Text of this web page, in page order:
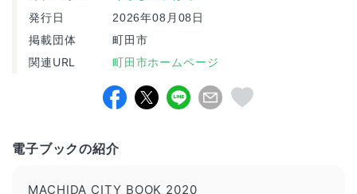
発行日 2026年08月08日
掲載団体 町田市
関連URL 町田市ホームページ
電子ブックの紹介
MACHIDA CITY BOOK 2020